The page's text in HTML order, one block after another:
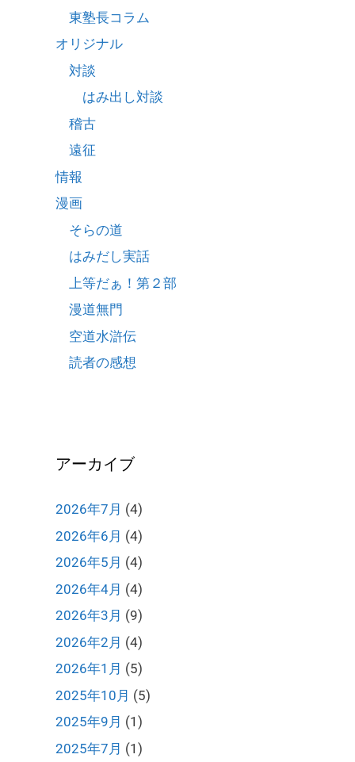
東塾長コラム
オリジナル
対談
はみ出し対談
稽古
遠征
情報
漫画
そらの道
はみだし実話
上等だぁ！第２部
漫道無門
空道水滸伝
読者の感想
アーカイブ
2026年7月 (4)
2026年6月 (4)
2026年5月 (4)
2026年4月 (4)
2026年3月 (9)
2026年2月 (4)
2026年1月 (5)
2025年10月 (5)
2025年9月 (1)
2025年7月 (1)